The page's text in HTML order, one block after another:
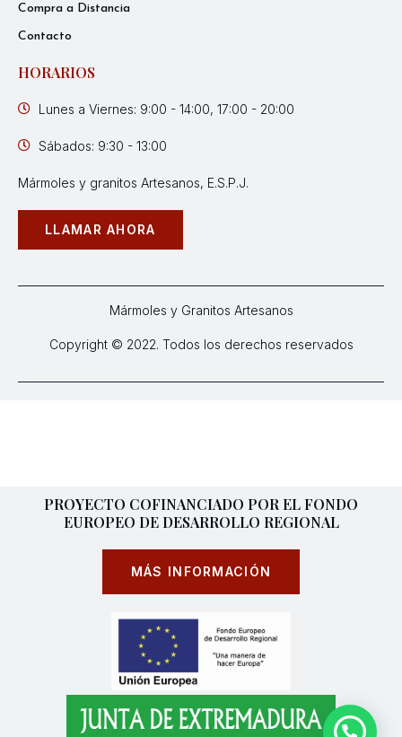
Compra a Distancia
Contacto
HORARIOS
Lunes a Viernes: 9:00 - 14:00, 17:00 - 20:00
Sábados: 9:30 - 13:00
Mármoles y granitos Artesanos, E.S.P.J.
LLAMAR AHORA
Mármoles y Granitos Artesanos
Copyright © 2022. Todos los derechos reservados
PROYECTO COFINANCIADO POR EL FONDO
EUROPEO DE DESARROLLO REGIONAL
MÁS INFORMACIÓN